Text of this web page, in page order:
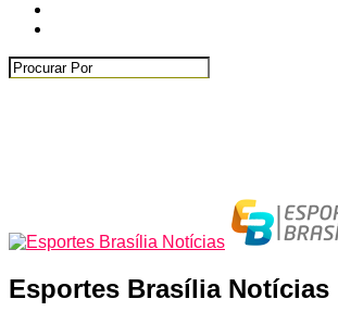
Esportes Brasília Notícias